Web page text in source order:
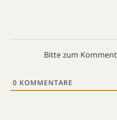
Bitte zum
0 KOMMENTARE